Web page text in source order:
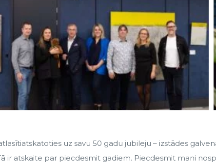
uz savu 50 gadu jubileju – izstādes
ir atskaite par piecdesmit gadiem. Piecdesmit mani